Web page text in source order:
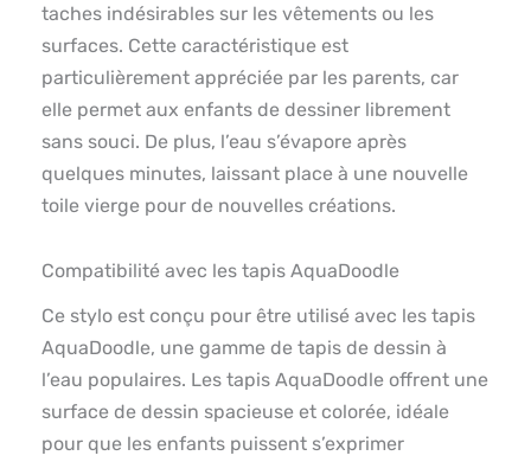
taches indésirables sur les vêtements ou les
surfaces. Cette caractéristique est
particulièrement appréciée par les parents, car
elle permet aux enfants de dessiner librement
sans souci. De plus, l’eau s’évapore après
quelques minutes, laissant place à une nouvelle
toile vierge pour de nouvelles créations.
Compatibilité avec les tapis AquaDoodle
Ce stylo est conçu pour être utilisé avec les tapis
AquaDoodle, une gamme de tapis de dessin à
l’eau populaires. Les tapis AquaDoodle offrent une
surface de dessin spacieuse et colorée, idéale
pour que les enfants puissent s’exprimer